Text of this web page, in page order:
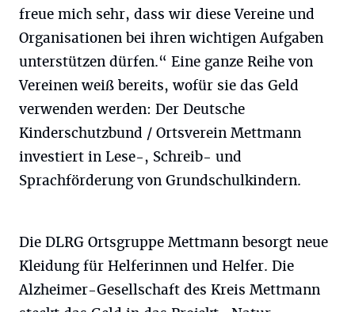
freue mich sehr, dass wir diese Vereine und
Organisationen bei ihren wichtigen Aufgaben
unterstützen dürfen.“ Eine ganze Reihe von
Vereinen weiß bereits, wofür sie das Geld
verwenden werden: Der Deutsche
Kinderschutzbund / Ortsverein Mettmann
investiert in Lese-, Schreib- und
Sprachförderung von Grundschulkindern.
Die DLRG Ortsgruppe Mettmann besorgt neue
Kleidung für Helferinnen und Helfer. Die
Alzheimer-Gesellschaft des Kreis Mettmann